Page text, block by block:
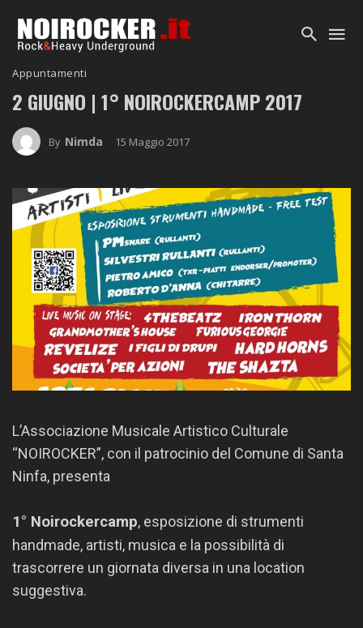
Appuntamenti
2 GIUGNO | 1° NOIROCKERCAMP 2017
By Nimda 15 Maggio 2017
L’Associazione Musicale Artistico Culturale
“NOIROCKER”, con il patrocinio del Comune di Santa
Ninfa, presenta
1° Noirockercamp, esposizione di strumenti
handmade, artisti, musica e la possibilità di
trascorrere un giornata diversa in una location
suggestiva.